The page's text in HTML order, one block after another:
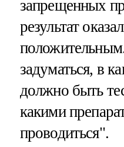
запрещенных
результат
задуматься, в
должно быть
какими
проводиться".